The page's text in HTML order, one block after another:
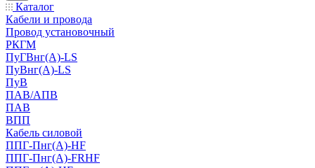
Каталог
Кабели и провода
Провод установочный
РКГМ
ПуГВнг(А)-LS
ПуВнг(А)-LS
ПуВ
ПАВ/АПВ
ПАВ
ВПП
Кабель силовой
ППГ-Пнг(А)-HF
ППГ-Пнг(А)-FRHF